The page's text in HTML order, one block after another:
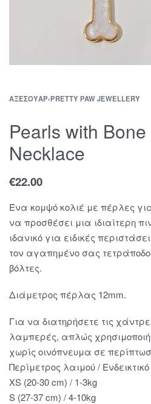
ΑΞΕΣΟΥΆΡ›PRETTY PAW JEWELLERY
Pearls with
Necklace
€22.00
Ένα κομψό κολιέ με πέρλες
να προσθέσει μια ιδιαίτερη
ιδανικό για ειδικές
τον αγαπημένο σας τετράποδο
βόλτες.
Διάμετρος πέρλας 12mm.
Για να διατηρήσετε τις
λαμπερές, απλώς
χωρίς οινόπνευμα σε
Περίμετρος λαιμού /
XS (20-30 cm) / 1-3kg
S (27-37 cm) / 4-10kg